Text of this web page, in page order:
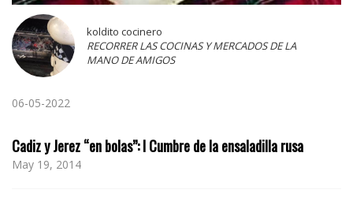
koldito cocinero
RECORRER LAS COCINAS Y MERCADOS DE LA
MANO DE AMIGOS
06-05-2022
Cadiz y Jerez “en bolas”: I Cumbre de la ensaladilla rusa
May 19, 2014